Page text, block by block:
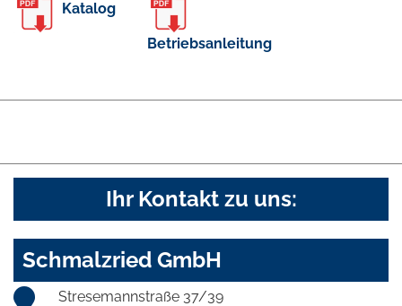
Katalog
Betriebsanleitung
Ihr Kontakt zu uns:
Schmalzried GmbH
Stresemannstraße 37/39